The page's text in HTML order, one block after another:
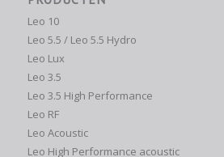
Leo 10
Leo 5.5 / Leo 5.5 Hydro
Leo Lux
Leo 3.5
Leo 3.5 High Performance
Leo RF
Leo Acoustic
Leo High Performance acoustic